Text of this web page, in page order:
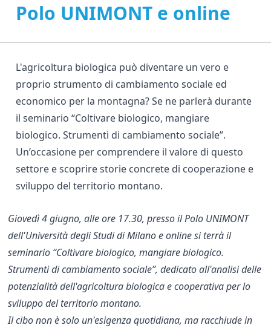
Polo UNIMONT e online
L'agricoltura biologica può diventare un vero e
proprio strumento di cambiamento sociale ed
economico per la montagna? Se ne parlerà durante
il seminario “Coltivare biologico, mangiare
biologico. Strumenti di cambiamento sociale”.
Un’occasione per comprendere il valore di questo
settore e scoprire storie concrete di cooperazione e
sviluppo del territorio montano.
Giovedì 4 giugno, alle ore 17.30, presso ilPolo UNIMONT
dell'Università degli Studi di Milanoe online si terrà il
seminario “Coltivare biologico, mangiare biologico.
Strumenti di cambiamento sociale”, dedicato all'analisi delle
potenzialità dell'agricoltura biologica e cooperativa per lo
sviluppo del territorio montano.
Il cibo non è solo un'esigenza quotidiana, ma racchiude in